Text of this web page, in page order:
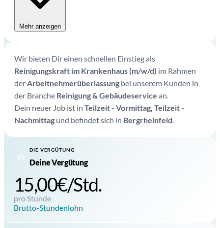
Mehr anzeigen
Wir bieten Dir einen schnellen Einstieg als
Reinigungskraft im Krankenhaus (m/w/d) im Rahmen
derArbeitnehmerüberlassung bei unserem Kunden in
der Branche Reinigung & Gebäudeservice an.
Dein neuer Job ist in Teilzeit - Vormittag, Teilzeit -
Nachmittag und befindet sich in Bergrheinfeld.
01
DIE VERGÜTUNG
Deine Vergütung
15,00€/Std.
pro Stunde
Brutto-Stundenlohn